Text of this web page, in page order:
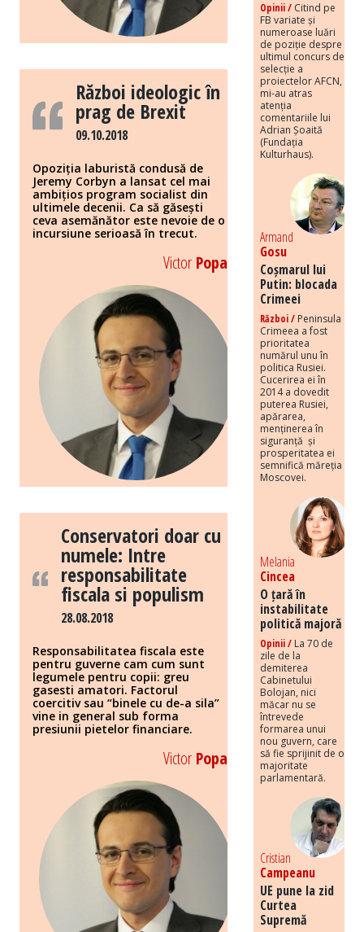
Război ideologic în
prag de Brexit
09.10.2018
Opoziția laburistă condusă de
Jeremy Corbyn a lansat cel mai
ambițios program socialist din
ultimele decenii. Ca să găsești
ceva asemănător este nevoie de o
incursiune serioasă în trecut.
Victor Popa
Conservatori doar cu
numele: Intre
responsabilitate
fiscala si populism
28.08.2018
Responsabilitatea fiscala este
pentru guverne cam cum sunt
legumele pentru copii: greu
gasesti amatori. Factorul
coercitiv sau “binele cu de-a sila”
vine in general sub forma
presiunii pietelor financiare.
Victor Popa
Opinii / Citind pe
FB variate și
numeroase luări
de poziție despre
ultimul concurs de
selecție a
proiectelor AFCN,
mi-au atras
atenția
comentariile lui
Adrian Șoaită
(Fundația
Kulturhaus).
Armand
Gosu
Coșmarul lui
Putin: blocada
Crimeei
Război / Peninsula
Crimeea a fost
prioritatea
numărul unu în
politica Rusiei.
Cucerirea ei în
2014 a dovedit
puterea Rusiei,
apărarea,
menținerea în
siguranță și
prosperitatea ei
semnifică măreția
Moscovei.
Melania
Cincea
O țară în
instabilitate
politică majoră
Opinii / La 70 de
zile de la
demiterea
Cabinetului
Bolojan, nici
măcar nu se
întrevede
formarea unui
nou guvern, care
să fie sprijinit de o
majoritate
parlamentară.
Cristian
Campeanu
UE pune la zid
Curtea
Supremă